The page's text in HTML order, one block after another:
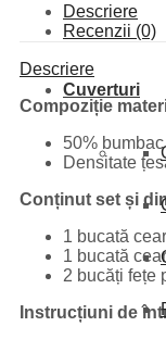
Cuverturi
Descriere
Recenzii (0)
Descriere
Compoziție
50%
Densitate
Conținut set și
1 bucată
1 bucată
2 bucăți fețe
Instrucțiuni de